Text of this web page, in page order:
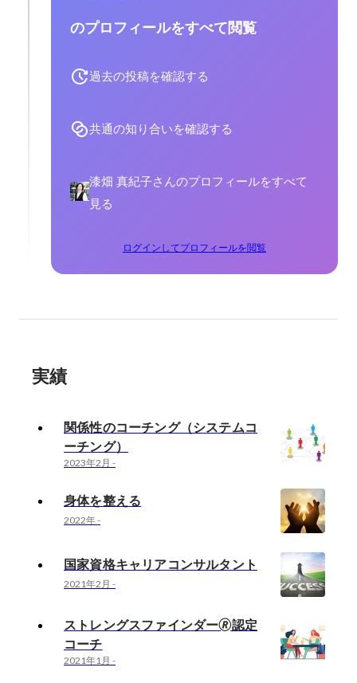
のプロフィールをすべて閲覧
過去の投稿を確認する
共通の知り合いを確認する
漆畑 真紀子さんのプロフィールをすべて
見る
ログインしてプロフィールを閲覧
実績
関係性のコーチング（システムコ
ーチング）
2023年2月 -
身体を整える
2022年-
国家資格キャリアコンサルタント
2021年2月 -
ストレングスファインダー🄬認定
コーチ
2021年1月 -